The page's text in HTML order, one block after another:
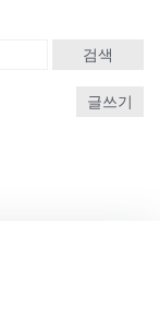
검색
글쓰기